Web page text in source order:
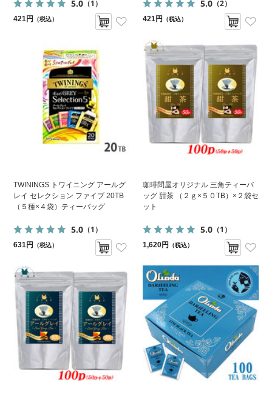
5.0（1）
421円 （税込）
5.0（2）
421円 （税込）
TWININGS トワイニング アールグ
レイ セレクション ファイブ 20TB
（５種×４袋）ティーバッグ
5.0（1）
631円 （税込）
珈琲問屋オリジナル 三角ティーバ
ッグ 甜茶 （２ｇ×５０TB）×２袋セ
ット
5.0（1）
1,620円 （税込）